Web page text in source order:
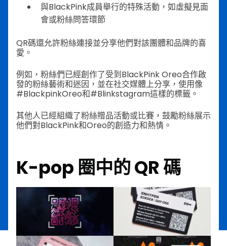
與BlackPink成員舉行的特殊活動，如虛擬見面
會或粉絲問答環節
QR碼還允許粉絲連接並分享他們對該團體和品牌的喜
愛。
例如，粉絲們已經創作了受到BlackPink Oreo合作啟
發的粉絲藝術和迷因，並在社交媒體上分享，使用像
#BlackpinkOreo和#Blinkstagram這樣的標籤。
其他人已經組織了粉絲贈品活動或比賽，鼓勵粉絲展示
他們對BlackPink和Oreo的創造力和熱情。
K-pop 圈中的 QR 碼